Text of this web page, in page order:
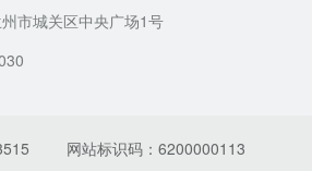
市城关区中央广场1号
网站标识码：6200000113